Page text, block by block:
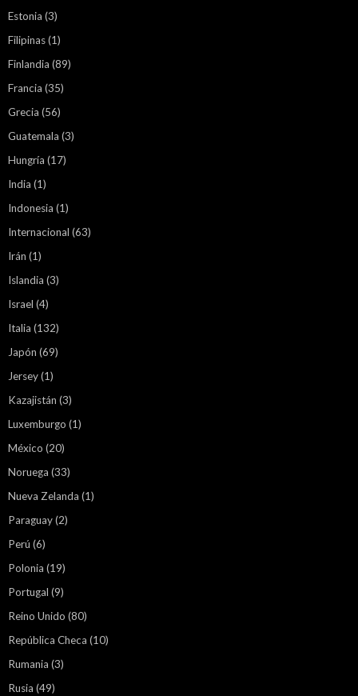
Estonia (3)
Filipinas(1)
Finlandia (89)
Francia (35)
Grecia (56)
Guatemala (3)
Hungría (17)
India (1)
Indonesia (1)
Internacional (63)
Irán (1)
Islandia (3)
Israel (4)
Italia (132)
Japón (69)
Jersey(1)
Kazajistán (3)
Luxemburgo (1)
México (20)
Noruega (33)
Nueva Zelanda (1)
Paraguay(2)
Perú (6)
Polonia (19)
Portugal (9)
Reino Unido (80)
República Checa (10)
Rumania (3)
Rusia (49)